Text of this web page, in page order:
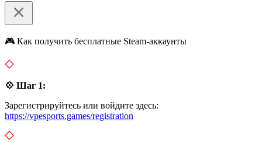
🎮 Как получить бесплатные Steam-аккаунты
💠 Шаг 1:
Зарегистрируйтесь или войдите здесь:
https://vpesports.games/registration